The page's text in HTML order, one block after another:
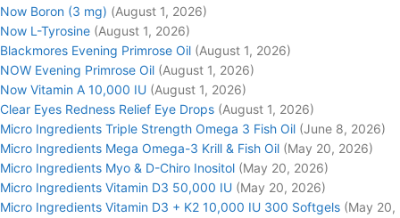
Now Boron (3 mg) (August 1, 2026)
Now L-Tyrosine (August 1, 2026)
Blackmores Evening Primrose Oil (August 1, 2026)
NOW Evening Primrose Oil (August 1, 2026)
Now Vitamin A 10,000 IU (August 1, 2026)
Clear Eyes Redness Relief Eye Drops (August 1, 2026)
Micro Ingredients Triple Strength Omega 3 Fish Oil (June 8, 2026)
Micro Ingredients Mega Omega-3 Krill & Fish Oil (May 20, 2026)
Micro Ingredients Myo & D-Chiro Inositol (May 20, 2026)
Micro Ingredients Vitamin D3 50,000 IU (May 20, 2026)
Micro Ingredients Vitamin D3 + K2 10,000 IU 300 Softgels (May 20,